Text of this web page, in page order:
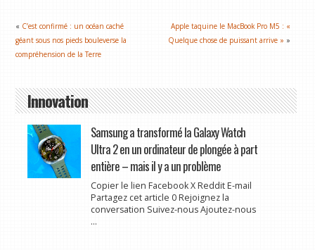
« C’est confirmé : un océan caché
géant sous nos pieds bouleverse la
compréhension de la Terre
Apple taquine le MacBook Pro M5 : «
Quelque chose de puissant arrive » »
Innovation
Samsung a transformé la Galaxy Watch
Ultra 2 en un ordinateur de plongée à part
entière – mais il y a un problème
Copier le lien Facebook X Reddit E-mail
Partagez cet article 0 Rejoignez la
conversation Suivez-nous Ajoutez-nous
...